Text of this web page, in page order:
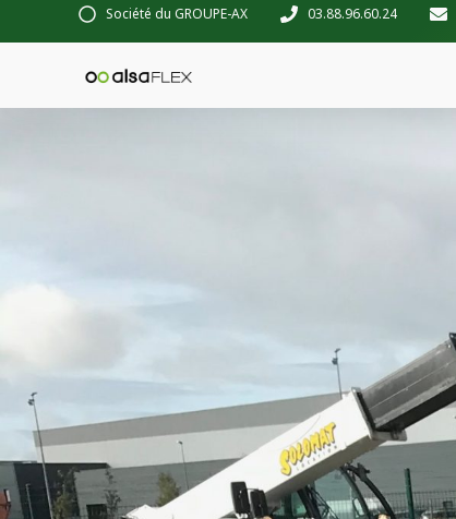
Société du GROUPE-AX 03.88.96.60.24